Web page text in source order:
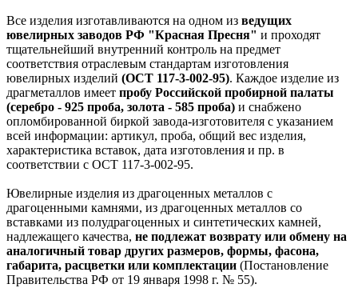
Все изделия изготавливаются на одном из ведущих
ювелирных заводов РФ "Красная Пресня" и проходят
тщательнейший внутренний контроль на предмет
соответствия отраслевым стандартам изготовления
ювелирных изделий (ОСТ 117-3-002-95). Каждое изделие из
драгметаллов имеет пробу Российской пробирной палаты
(серебро - 925 проба, золота - 585 проба) и снабжено
опломбированной биркой завода-изготовителя с указанием
всей информации: артикул, проба, общий вес изделия,
характеристика вставок, дата изготовления и пр. в
соответствии с ОСТ 117-3-002-95.
Ювелирные изделия из драгоценных металлов с
драгоценными камнями, из драгоценных металлов со
вставками из полудрагоценных и синтетических камней,
надлежащего качества, не подлежат возврату или обмену на
аналогичный товар других размеров, формы, фасона,
габарита, расцветки или комплектации (Постановление
Правительства РФ от 19 января 1998 г. № 55).